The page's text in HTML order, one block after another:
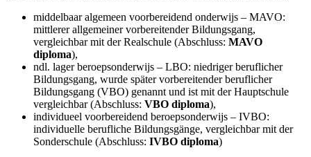
middelbaar algemeen voorbereidend onderwijs – MAVO:
mittlerer allgemeiner vorbereitender Bildungsgang,
vergleichbar mit der Realschule (Abschluss: MAVO
diploma),
ndl. lager beroepsonderwijs – LBO: niedriger beruflicher
Bildungsgang, wurde später vorbereitender beruflicher
Bildungsgang (VBO) genannt und ist mit der Hauptschule
vergleichbar (Abschluss: VBO diploma),
individueel voorbereidend beroepsonderwijs – IVBO:
individuelle berufliche Bildungsgänge, vergleichbar mit der
Sonderschule (Abschluss: IVBO diploma)